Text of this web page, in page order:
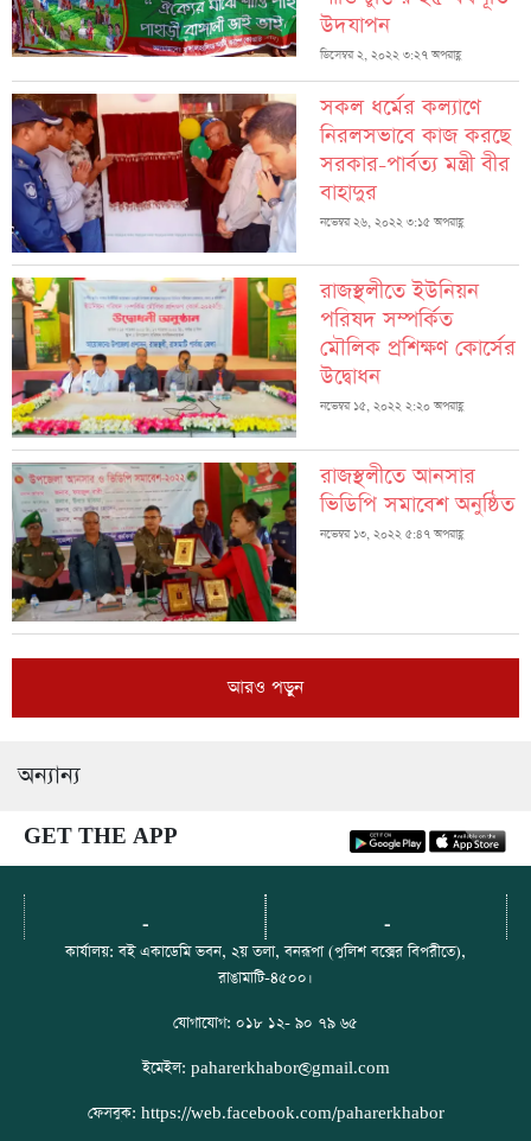
উদযাপন
ডিসেম্বর ২, ২০২২ ৩:২৭ অপরাহ্ণ
সকল ধর্মের কল্যাণে
নিরলসভাবে কাজ করছে
সরকার-পার্বত্য মন্ত্রী বীর
বাহাদুর
নভেম্বর ২৬, ২০২২ ৩:১৫ অপরাহ্ণ
রাজস্থলীতে ইউনিয়ন
পরিষদ সম্পর্কিত
মৌলিক প্রশিক্ষণ কোর্সের
উদ্বোধন
নভেম্বর ১৫, ২০২২ ২:২০ অপরাহ্ণ
রাজস্থলীতে আনসার
ভিডিপি সমাবেশ অনুষ্ঠিত
নভেম্বর ১৩, ২০২২ ৫:৪৭ অপরাহ্ণ
আরও পড়ুন
অন্যান্য
GET THE APP
- -
কার্যালয়: বই একাডেমি ভবন, ২য় তলা, বনরূপা (পুলিশ বক্সের বিপরীতে),
রাঙামাটি-৪৫০০।
যোগাযোগ: ০১৮ ১২- ৯০ ৭৯ ৬৫
ইমেইল: paharerkhabor@gmail.com
ফেসবুক: https://web.facebook.com/paharerkhabor